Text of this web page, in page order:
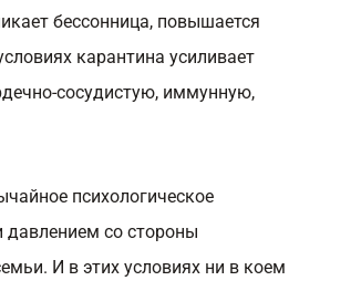
бессонница, повышается
карантина усиливает
сосудистую, иммунную,
психологическое
давлением со стороны
И в этих условиях ни в коем